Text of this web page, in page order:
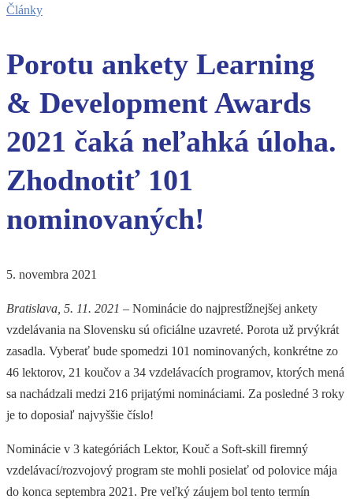
Články
Porotu ankety Learning
& Development Awards
2021 čaká neľahká úloha.
Zhodnotiť 101
nominovaných!
5. novembra 2021
Bratislava, 5. 11. 2021 – Nominácie do najprestížnejšej ankety
vzdelávania na Slovensku sú oficiálne uzavreté. Porota už prvýkrát
zasadla. Vyberať bude spomedzi 101 nominovaných, konkrétne zo
46 lektorov, 21 koučov a 34 vzdelávacích programov, ktorých mená
sa nachádzali medzi 216 prijatými nomináciami. Za posledné 3 roky
je to doposiaľ najvyššie číslo!
Nominácie v 3 kategóriách Lektor, Kouč a Soft-skill firemný
vzdelávací/rozvojový program ste mohli posielať od polovice mája
do konca septembra 2021. Pre veľký záujem bol tento termín